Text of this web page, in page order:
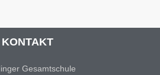
KONTAKT
Gesamtschule